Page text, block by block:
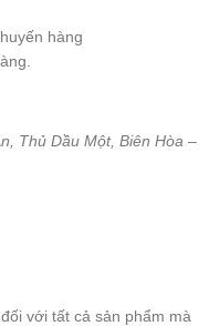
hàng
Thủ Dầu Một, Biên Hòa –
đối với tất cả sản phẩm mà